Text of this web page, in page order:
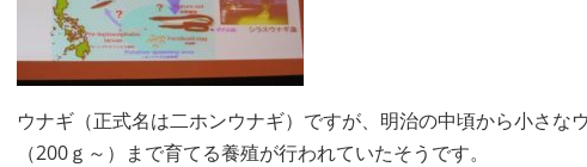
ウナギ（正式名は二ホンウナギ）ですが、明治の中頃から小さな
（200ｇ～）まで育てる養殖が行われていたそうです。